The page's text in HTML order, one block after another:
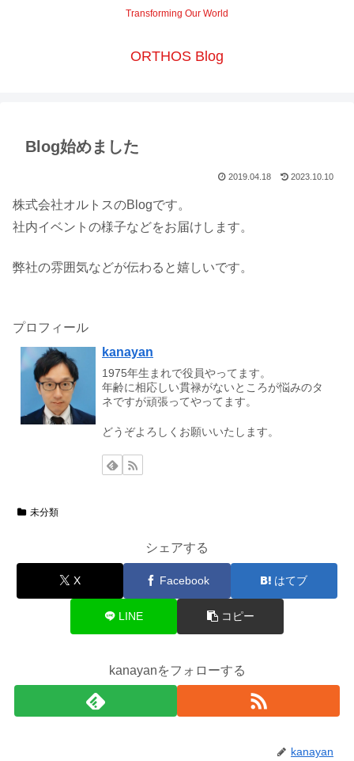
Transforming Our World
ORTHOS Blog
Blog始めました
2019.04.18 2023.10.10
株式会社オルトスのBlogです。
社内イベントの様子などをお届けします。
弊社の雰囲気などが伝わると嬉しいです。
プロフィール
kanayan
1975年生まれで役員やってます。
年齢に相応しい貫禄がないところが悩みのタ
ネですが頑張ってやってます。
どうぞよろしくお願いいたします。
未分類
シェアする
X Facebook はてブ
LINE コピー
kanayanをフォローする
kanayan